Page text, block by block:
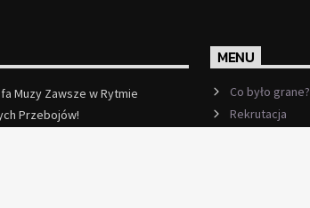
Muzy Zawsze w Rytmie
Przebojów!
MENU
Co było grane?
Rekrutacja